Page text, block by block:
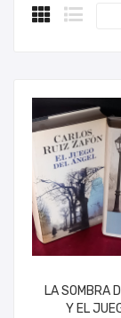
LA SOMBRA
Y EL